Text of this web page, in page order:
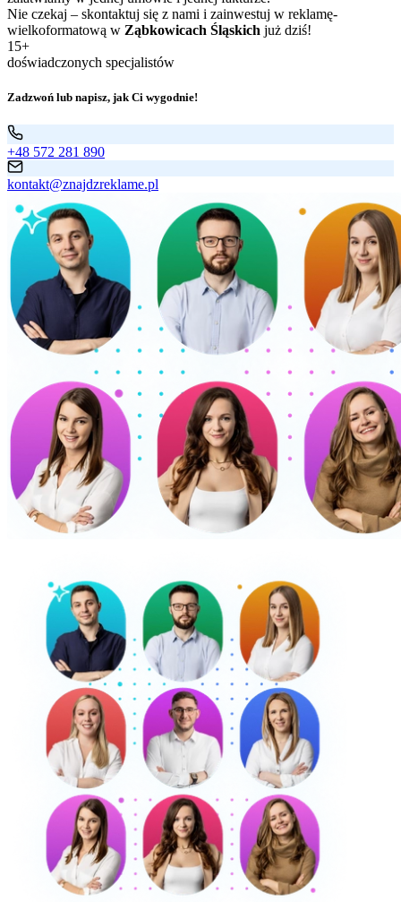
Nie czekaj – skontaktuj się z nami i zainwestuj w reklamę-
wielkoformatową w Ząbkowicach Śląskich już dziś!
15+
doświadczonych specjalistów
Zadzwoń lub napisz, jak Ci wygodnie!
+48 572 281 890
kontakt@znajdzreklame.pl